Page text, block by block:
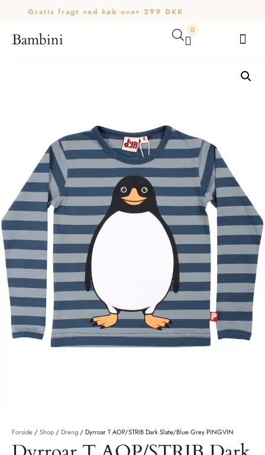
Gratis fragt ved køb over 299 DKK
Bambini
0
Din kurv er tom.
KASSE
Forside /Shop / Dreng /Dyrroar T AOP/STRIB Dark Slate/Blue Grey PINGVIN